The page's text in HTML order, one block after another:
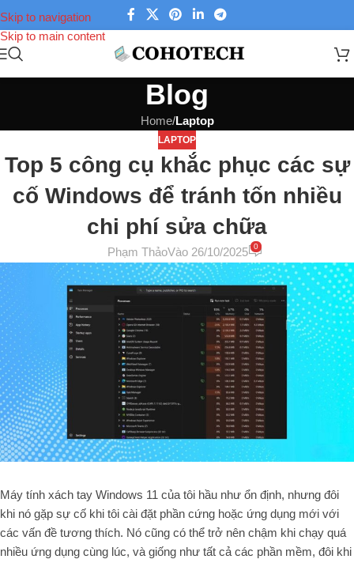
Skip to navigation
Skip to main content
Blog
Home/Laptop
LAPTOP
Top 5 công cụ khắc phục các sự
cố Windows để tránh tốn nhiều
chi phí sửa chữa
Phạm ThảoVào 26/10/2025 0
Máy tính xách tay Windows 11 của tôi hầu như ổn định, nhưng đôi
khi nó gặp sự cố khi tôi cài đặt phần cứng hoặc ứng dụng mới với
các vấn đề tương thích. Nó cũng có thể trở nên chậm khi chạy quá
nhiều ứng dụng cùng lúc, và giống như tất cả các phần mềm, đôi khi